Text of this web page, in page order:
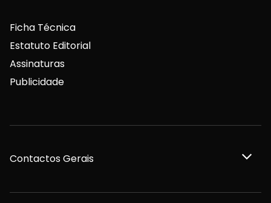
Ficha Técnica
Estatuto Editorial
Assinaturas
Publicidade
Contactos Gerais